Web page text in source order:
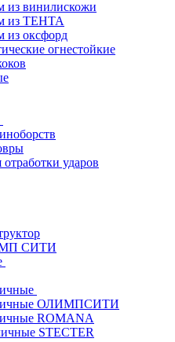
из винилискожи
из ТЕНТА
из оксфорд
огнестойкие
ударов
СИТИ
ОЛИМПСИТИ
ROMANA
STECTER